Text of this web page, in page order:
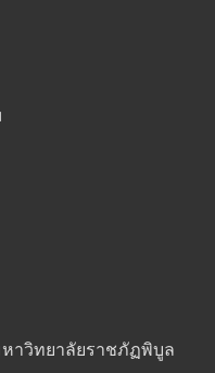
าวิทยาลัยราชภัฏพิบูล